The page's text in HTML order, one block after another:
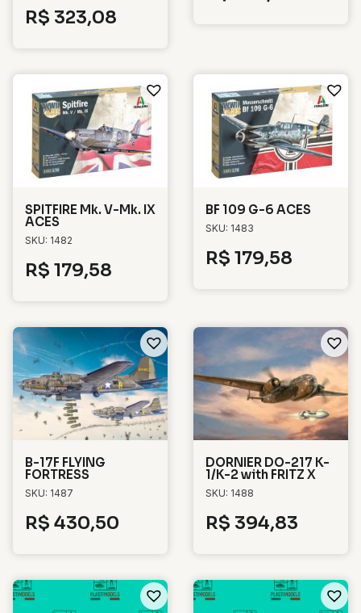
R$ 323,08
SPITFIRE Mk. V-Mk. IX
ACES
SKU: 1482
R$ 179,58
BF 109 G-6 ACES
SKU: 1483
R$ 179,58
B-17F FLYING
FORTRESS
SKU: 1487
R$ 430,50
DORNIER DO-217 K-
1/K-2 with FRITZ X
SKU: 1488
R$ 394,83